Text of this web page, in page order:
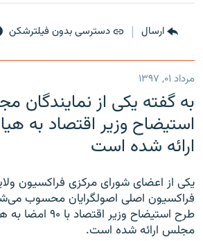
ارسال دسترسی بدون فیلترشکن
مرداد ۰۱, ۱۳۹۷
به گفته یکی از نمایندگان
استیضاح وزیر اقتصاد به
ارائه شده است
یکی از اعضای شورای مرکزی فراکسیون
فراکسیون اصلی اصولگرایان محسوب
طرح استیضاح وزیر
مجلس ارائه شده است.